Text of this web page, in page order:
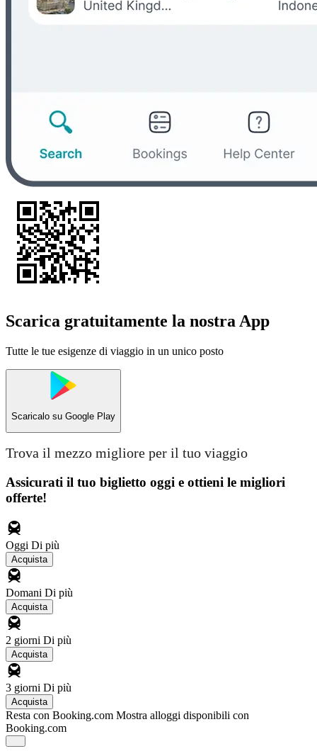
Scarica gratuitamente la nostra App
Tutte le tue esigenze di viaggio in un unico posto
Scaricalo su Google Play
Trova il mezzo migliore per il tuo viaggio
Assicurati il ​​tuo biglietto oggi e ottieni le migliori
offerte!
Oggi Di più
Acquista
Domani Di più
Acquista
2 giorni Di più
Acquista
3 giorni Di più
Acquista
Resta con Booking.com Mostra alloggi disponibili con
Booking.com